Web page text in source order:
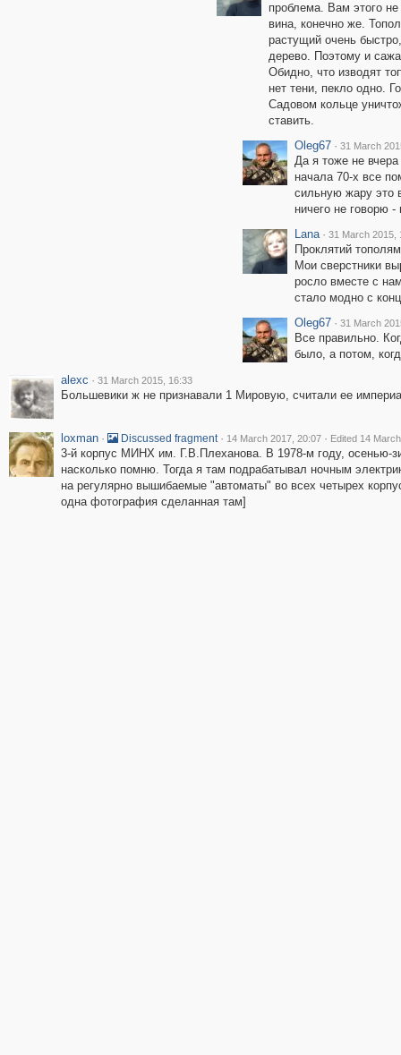
проблема. Вам этого
вина, конечно же.
растущий очень
дерево. Поэтому и
Обидно, что изводят
нет тени, пекло одно.
Садовом кольце
ставить.
Oleg67 · 31 March
Да я тоже не
начала 70-х все
сильную жару это
ничего не говорю
Lana · 31 March 2015,
Проклятий
Мои сверстники
росло вместе с
стало модно с
Oleg67 · 31 March
Все правильно.
было, а потом,
alexc · 31 March 2015, 16:33
Большевики ж не признавали 1 Мировую, считали ее
loxman · Discussed fragment · 14 March 2017, 20:07 · Edited 14
3-й корпус МИНХ им. Г.В.Плеханова. В 1978-м году, осенью-
насколько помню. Тогда я там подрабатывал ночным
на регулярно вышибаемые "автоматы" во всех четырех
одна фотография сделанная там]